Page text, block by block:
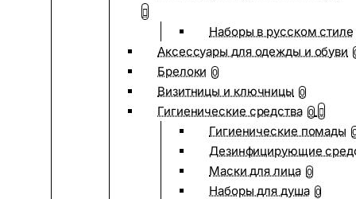
Наборы в русском стиле
Аксессуары для одежды и обуви
Брелоки 0
Визитницы и ключницы 0
Гигиенические средства 0
Гигиенические помады
Дезинфицирующие
Маски для лица 0
Наборы для душа 0